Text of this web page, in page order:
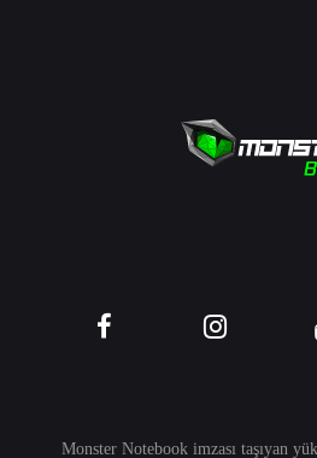
Monster Notebook imzası taşıyan